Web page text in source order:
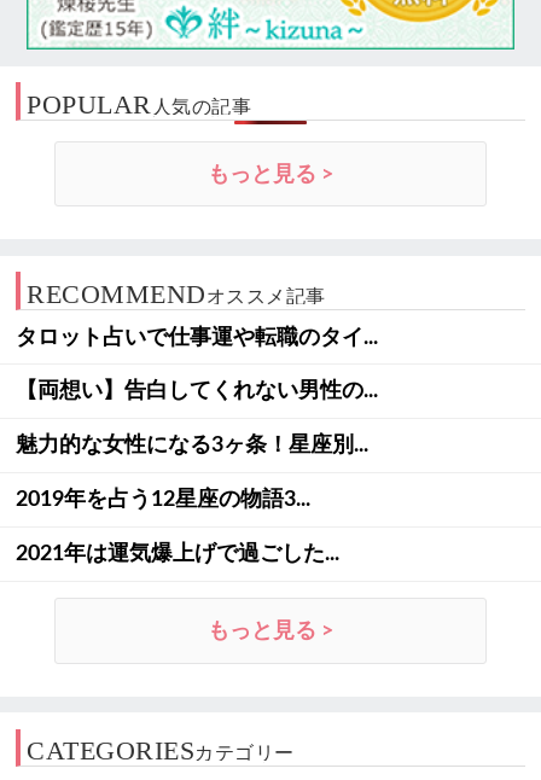
POPULAR人気の記事
もっと見る >
RECOMMENDオススメ記事
タロット占いで仕事運や転職のタイ...
【両想い】告白してくれない男性の...
魅力的な女性になる3ヶ条！星座別...
2019年を占う12星座の物語3...
2021年は運気爆上げで過ごした...
もっと見る >
CATEGORIESカテゴリー